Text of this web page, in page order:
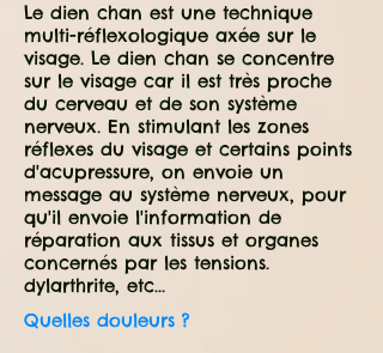
Le dien chan est une technique
multi-réflexologique axée sur le
visage. Le dien chan se concentre
sur le visage car il est très proche
du cerveau et de son système
nerveux. En stimulant les zones
réflexes du visage et certains points
d'acupressure, on envoie un
message au système nerveux, pour
qu'il envoie l'information de
réparation aux tissus et organes
concernés par les tensions.
dylarthrite, etc...
Quelles douleurs ?